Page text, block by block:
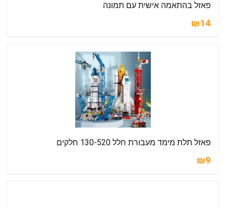
פאזל בהתאמה אישית עם תמונה
₪14
פאזל תלת מימד מעבורת חלל 130-520 חלקים
₪9